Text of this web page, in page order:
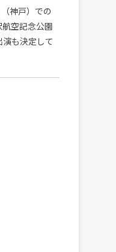
神戸）での
空記念公園
も決定して